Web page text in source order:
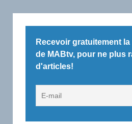
Recevoir gratuitement
de MABtv, pour ne plus
d'articles!